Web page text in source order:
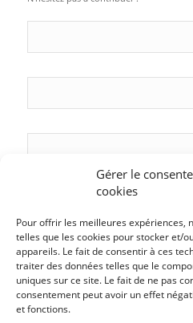
Gérer le
cookies
Pour offrir les meilleures expériences,
telles que les cookies pour stocker et/
appareils. Le fait de consentir à ces
traiter des données telles que le
uniques sur ce site. Le fait de ne pas
consentement peut avoir un effet
et fonctions.